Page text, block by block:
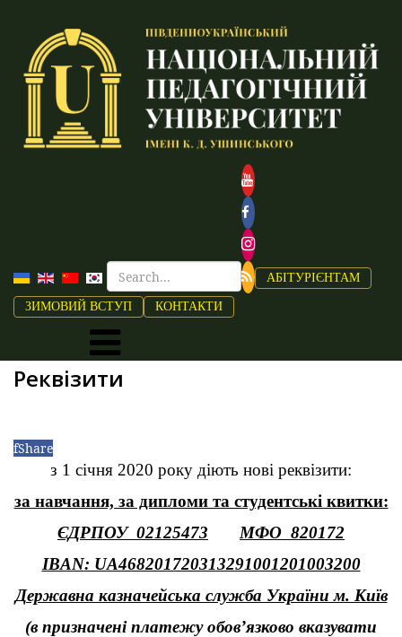
АБІТУРІЄНТАМ
ЗИМОВИЙ ВСТУП КОНТАКТИ
Реквізити
fShare
з 1 січня 2020 року діють нові реквізити:
за навчання, за дипломи та студентські квитки:
ЄДРПОУ 02125473
МФО 820172
IBAN: UA468201720313291001201003200
Державна казначейська служба України м. Київ
(в призначені платежу обов’язково вказувати